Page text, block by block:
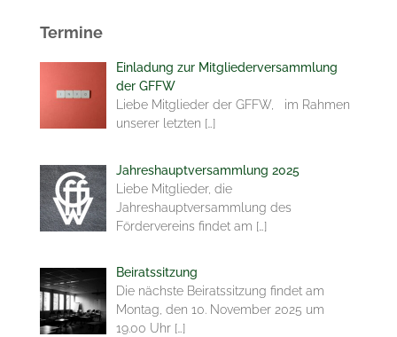
Termine
Einladung zur Mitgliederversammlung
der GFFW
Liebe Mitglieder der GFFW, im Rahmen
unserer letzten […]
Jahreshauptversammlung 2025
Liebe Mitglieder, die
Jahreshauptversammlung des
Fördervereins findet am […]
Beiratssitzung
Die nächste Beiratssitzung findet am
Montag, den 10. November 2025 um
19.00 Uhr […]